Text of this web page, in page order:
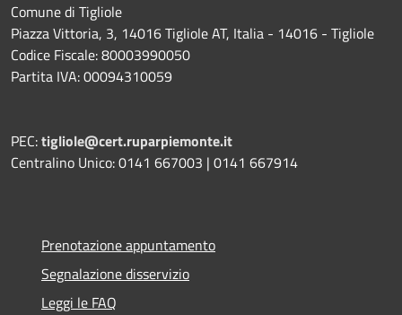
Comune di Tigliole
Piazza Vittoria, 3, 14016 Tigliole AT, Italia - 14016 - Tigliole
Codice Fiscale: 80003990050
Partita IVA: 00094310059
PEC:tigliole@cert.ruparpiemonte.it
Centralino Unico: 0141 667003 | 0141 667914
Prenotazione appuntamento
Segnalazione disservizio
Leggi le FAQ